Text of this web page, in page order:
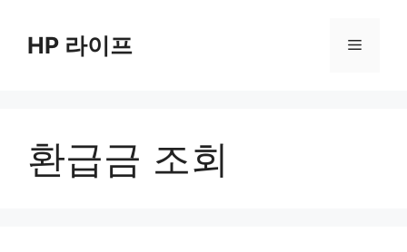
HP 라이프 메
환급금 조회